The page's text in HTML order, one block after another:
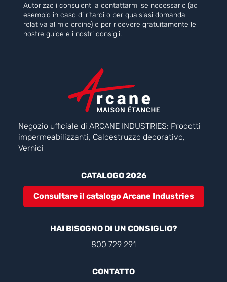
Autorizzo i consulenti a contattarmi se necessario (ad
esempio in caso di ritardi o per qualsiasi domanda
relativa al mio ordine) e per ricevere gratuitamente le
nostre guide e i nostri consigli.
Negozio ufficiale di ARCANE INDUSTRIES: Prodotti
impermeabilizzanti, Calcestruzzo decorativo,
Vernici
CATALOGO 2026
Consultare il catalogo Arcane Industries
HAI BISOGNO DI UN CONSIGLIO?
800 729 291
CONTATTO